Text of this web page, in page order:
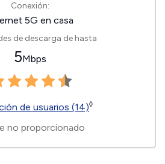
Conexión:
5G en casa
de descarga de hasta
5Mbps
de usuarios (14)◊
no proporcionado